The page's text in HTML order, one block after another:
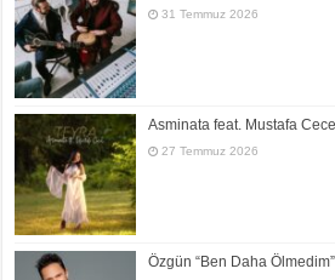
31 Temmuz 2026
Asminata feat. Mustafa
27 Temmuz 2026
Özgün “Ben Daha Ölmedim”